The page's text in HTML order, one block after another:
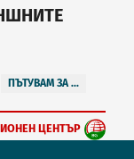
ПЪТУВАМ ЗА ...
ЦЕНТЪР